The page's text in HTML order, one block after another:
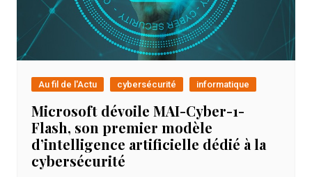
Au fil de l'Actu cybersécurité informatique
Microsoft dévoile MAI-Cyber-1-
Flash, son premier modèle
d’intelligence artificielle dédié à la
cybersécurité